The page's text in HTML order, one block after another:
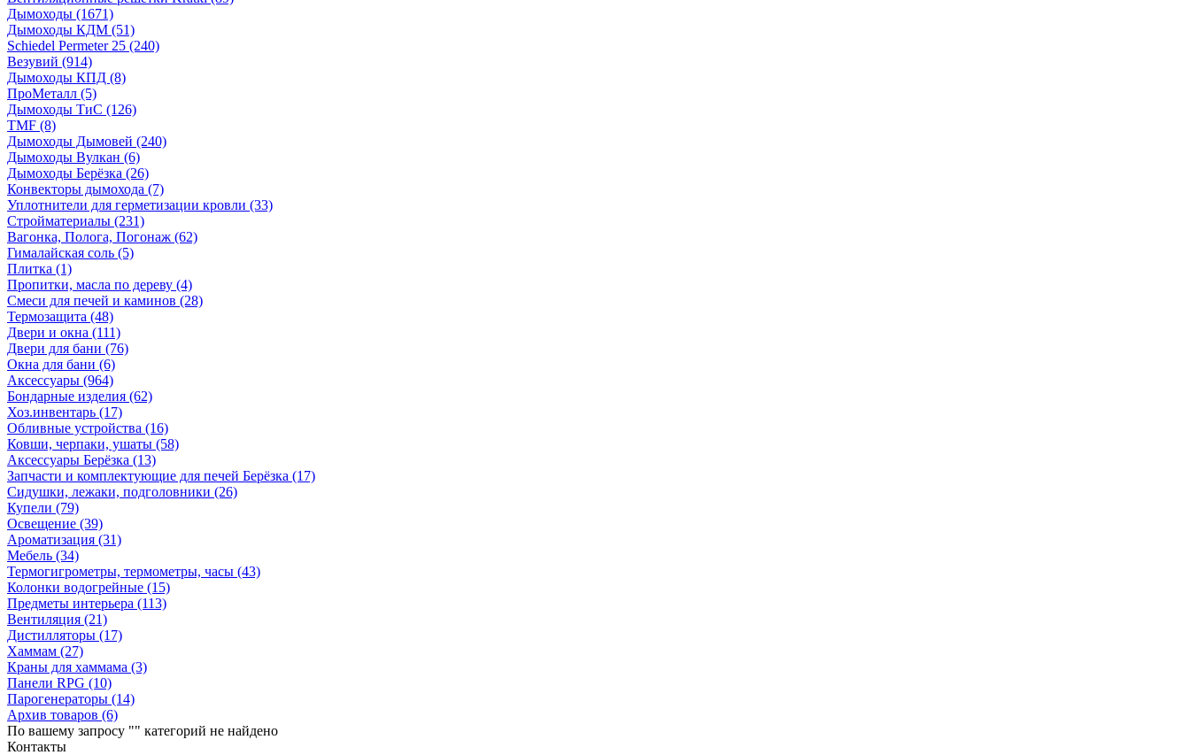
Дымоходы (1671)
Дымоходы КДМ (51)
Schiedel Permeter 25 (240)
Везувий (914)
Дымоходы КПД (8)
ПроМеталл (5)
Дымоходы ТиС (126)
TMF (8)
Дымоходы Дымовей (240)
Дымоходы Вулкан (6)
Дымоходы Берёзка (26)
Конвекторы дымохода (7)
Уплотнители для герметизации кровли (33)
Стройматериалы (231)
Вагонка, Полога, Погонаж (62)
Гималайская соль (5)
Плитка (1)
Пропитки, масла по дереву (4)
Смеси для печей и каминов (28)
Термозащита (48)
Двери и окна (111)
Двери для бани (76)
Окна для бани (6)
Аксессуары (964)
Бондарные изделия (62)
Хоз.инвентарь (17)
Обливные устройства (16)
Ковши, черпаки, ушаты (58)
Аксессуары Берёзка (13)
Запчасти и комплектующие для печей Берёзка (17)
Сидушки, лежаки, подголовники (26)
Купели (79)
Освещение (39)
Ароматизация (31)
Мебель (34)
Термогигрометры, термометры, часы (43)
Колонки водогрейные (15)
Предметы интерьера (113)
Вентиляция (21)
Дистилляторы (17)
Хаммам (27)
Краны для хаммама (3)
Панели RPG (10)
Парогенераторы (14)
Архив товаров (6)
По вашему запросу "" категорий не найдено
Контакты